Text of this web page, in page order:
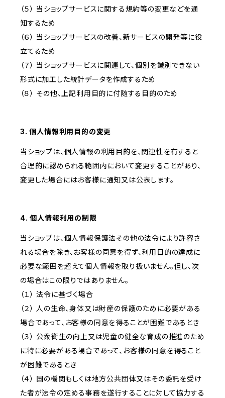
（５） 当ショップサービスに関する規約等の変更などを通
知するため
（６） 当ショップサービスの改善、新サービスの開発等に役
立てるため
（７） 当ショップサービスに関連して、個別を識別できない
形式に加工した統計データを作成するため
（８） その他、上記利用目的に付随する目的のため
3. 個人情報利用目的の変更
当ショップは、個人情報の利用目的を、関連性を有すると
合理的に認められる範囲内において変更することがあり、
変更した場合にはお客様に通知又は公表します。
4. 個人情報利用の制限
当ショップは、個人情報保護法その他の法令により許容さ
れる場合を除き、お客様の同意を得ず、利用目的の達成に
必要な範囲を超えて個人情報を取り扱いません。但し、次
の場合はこの限りではありません。
（１） 法令に基づく場合
（２） 人の生命、身体又は財産の保護のために必要がある
場合であって、お客様の同意を得ることが困難であるとき
（３） 公衆衛生の向上又は児童の健全な育成の推進のため
に特に必要がある場合であって、お客様の同意を得ること
が困難であるとき
（４） 国の機関もしくは地方公共団体又はその委託を受け
た者が法令の定める事務を遂行することに対して協力する